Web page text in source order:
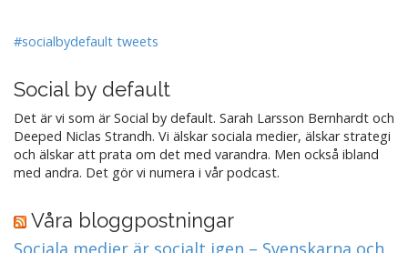
#socialbydefault tweets
Social by default
Det är vi som är Social by default. Sarah Larsson Bernhardt och
Deeped Niclas Strandh. Vi älskar sociala medier, älskar strategi
och älskar att prata om det med varandra. Men också ibland
med andra. Det gör vi numera i vår podcast.
Våra bloggpostningar
Sociala medier är socialt igen – Svenskarna och